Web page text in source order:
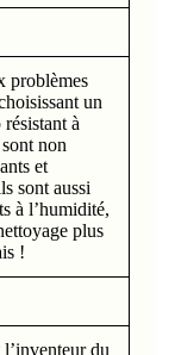
problèmes
un
à
non
et
sont aussi
à l’humidité,
plus
!
du